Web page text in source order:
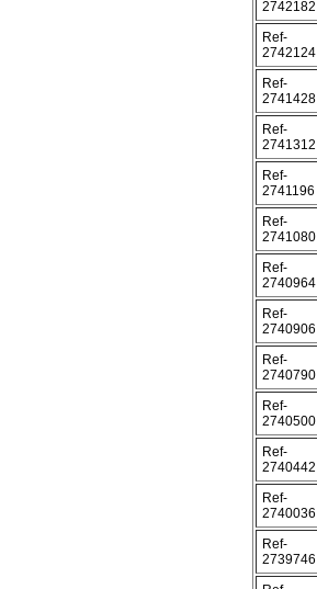
2742182
Ref-
2742124
Ref-
2741428
Ref-
2741312
Ref-
2741196
Ref-
2741080
Ref-
2740964
Ref-
2740906
Ref-
2740790
Ref-
2740500
Ref-
2740442
Ref-
2740036
Ref-
2739746